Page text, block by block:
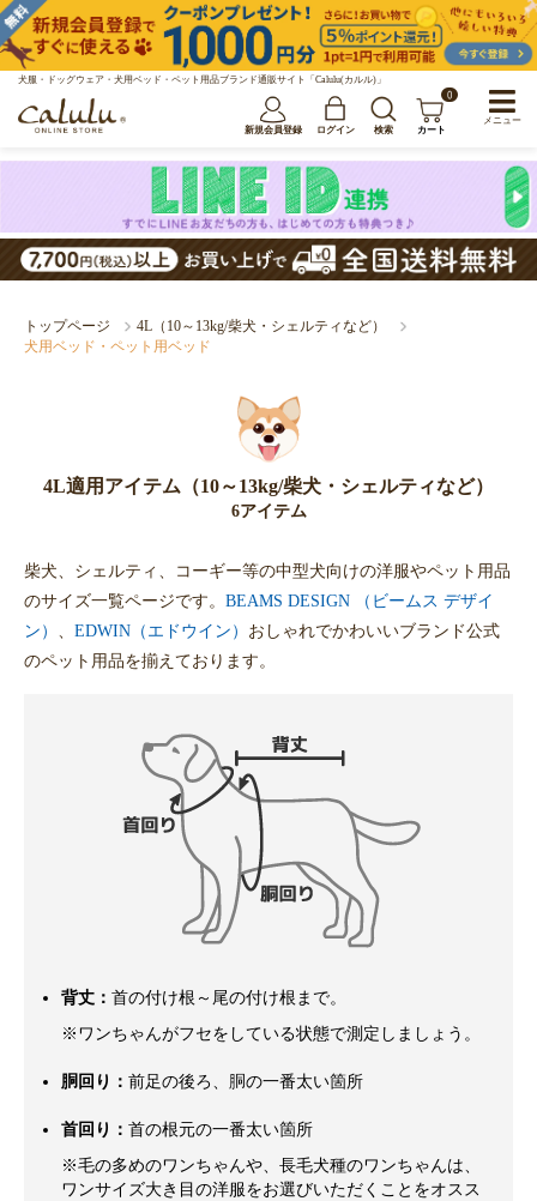
犬服・ドッグウェア・犬用ベッド・ペット用品ブランド通販サイト「Calulu(カルル)」
新規会員登録 ログイン 検索
0
カート
トップページ
4L（10～13kg/柴犬・シェルティなど）
犬用ベッド・ペット用ベッド
4L適用アイテム（10～13kg/柴犬・シェルティなど）
6アイテム
柴犬、シェルティ、コーギー等の中型犬向けの洋服やペット用品
のサイズ一覧ページです。 BEAMS DESIGN （ビームス デザイ
ン）
EDWIN（エドウイン） おしゃれでかわいいブランド公式
のペット用品を揃えております。
背丈： 首の付け根～尾の付け根まで。
※ワンちゃんがフセをしている状態で測定しましょう。
胴回り： 前足の後ろ、胴の一番太い箇所
首回り： 首の根元の一番太い箇所
※毛の多めのワンちゃんや、長毛犬種のワンちゃんは、
ワンサイズ大き目の洋服をお選びいただくことをオスス
メニュー